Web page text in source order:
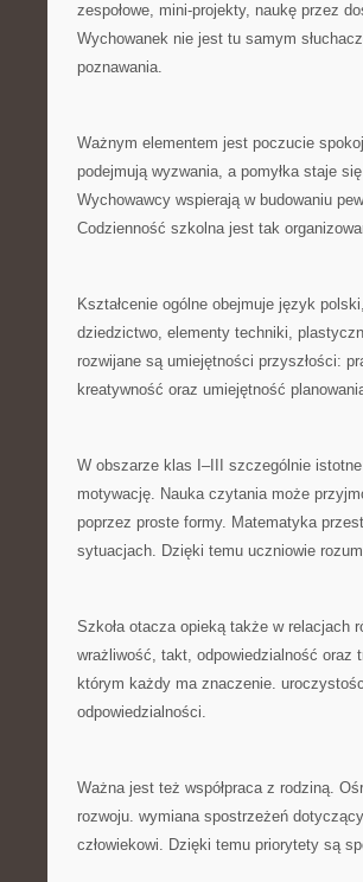
zespołowe, mini-projekty, naukę przez
Wychowanek nie jest tu samym
poznawania.
Ważnym elementem jest poczucie
podejmują wyzwania, a pomyłka staje
Wychowawcy wspierają w budowaniu
Codzienność szkolna jest tak
Kształcenie ogólne obejmuje język
dziedzictwo, elementy techniki,
rozwijane są umiejętności przyszłości:
kreatywność oraz umiejętność
W obszarze klas I–III szczególnie
motywację. Nauka czytania może
poprzez proste formy. Matematyka
sytuacjach. Dzięki temu uczniowie
Szkoła otacza opieką także w relacjach
wrażliwość, takt, odpowiedzialność oraz
którym każdy ma znaczenie.
odpowiedzialności.
Ważna jest też współpraca z rodziną.
rozwoju. wymiana spostrzeżeń
człowiekowi. Dzięki temu priorytety są